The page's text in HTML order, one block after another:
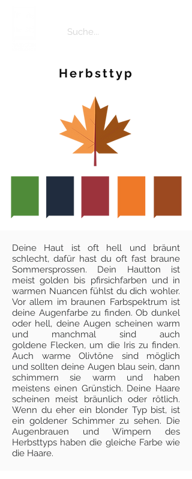
Herbsttyp
Deine Haut ist oft hell und bräunt
schlecht, dafür hast du oft fast braune
Sommersprossen. Dein Hautton ist
meist golden bis pfirsichfarben und in
warmen Nuancen fühlst du dich wohler.
Vor allem im braunen Farbspektrum ist
deine Augenfarbe zu finden. Ob dunkel
oder hell, deine Augen scheinen warm
und manchmal sind auch
goldene Flecken, um die Iris zu finden.
Auch warme Olivtöne sind möglich
und sollten deine Augen blau sein, dann
schimmern sie warm und haben
meistens einen Grünstich. Deine Haare
scheinen meist bräunlich oder rötlich.
Wenn du eher ein blonder Typ bist, ist
ein goldener Schimmer zu sehen. Die
Augenbrauen und Wimpern des
Herbsttyps haben die gleiche Farbe wie
die Haare.